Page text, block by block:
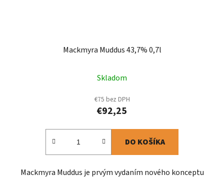
Mackmyra Muddus 43,7% 0,7l
Skladom
€75 bez DPH
€92,25
DO KOŠÍKA
Mackmyra Muddus je prvým vydaním nového konceptu